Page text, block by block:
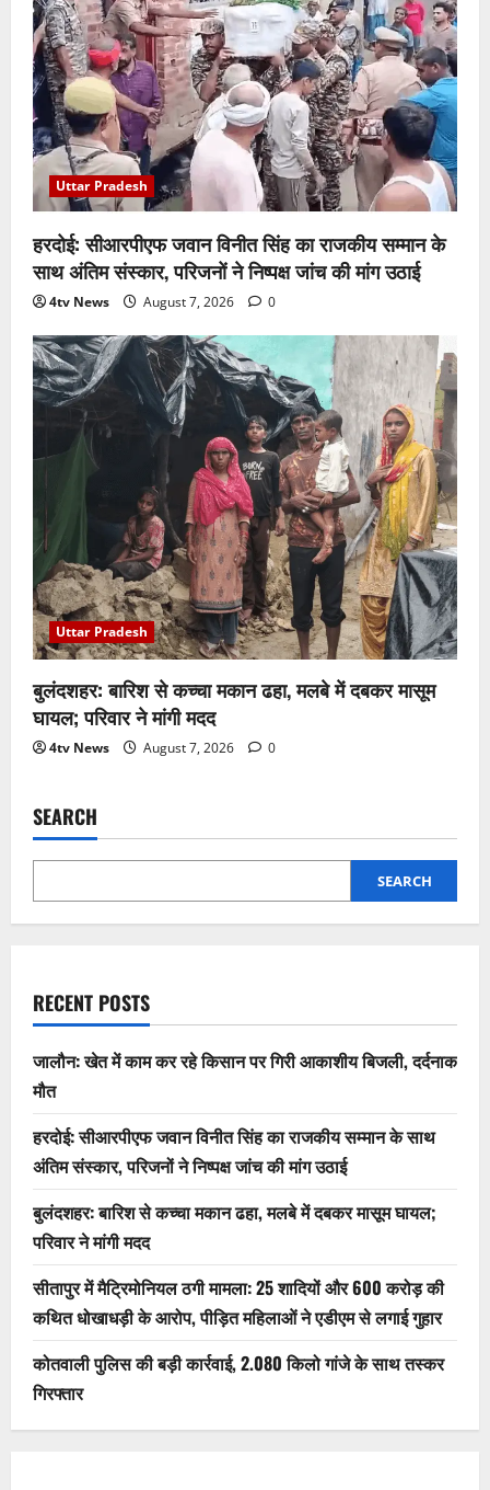
Uttar Pradesh
हरदोई: सीआरपीएफ जवान विनीत सिंह का राजकीय सम्मान के
साथ अंतिम संस्कार, परिजनों ने निष्पक्ष जांच की मांग उठाई
4tv News August 7, 2026 0
Uttar Pradesh
बुलंदशहर: बारिश से कच्चा मकान ढहा, मलबे में दबकर मासूम
घायल; परिवार ने मांगी मदद
4tv News August 7, 2026 0
SEARCH
SEARCH
RECENT POSTS
जालौन: खेत में काम कर रहे किसान पर गिरी आकाशीय बिजली, दर्दनाक
मौत
हरदोई: सीआरपीएफ जवान विनीत सिंह का राजकीय सम्मान के साथ
अंतिम संस्कार, परिजनों ने निष्पक्ष जांच की मांग उठाई
बुलंदशहर: बारिश से कच्चा मकान ढहा, मलबे में दबकर मासूम घायल;
परिवार ने मांगी मदद
सीतापुर में मैट्रिमोनियल ठगी मामला: 25 शादियों और 600 करोड़ की
कथित धोखाधड़ी के आरोप, पीड़ित महिलाओं ने एडीएम से लगाई गुहार
कोतवाली पुलिस की बड़ी कार्रवाई, 2.080 किलो गांजे के साथ तस्कर
गिरफ्तार